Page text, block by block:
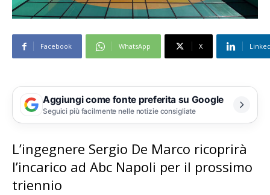
Facebook WhatsApp X
Aggiungi come fonte preferita su Google
Seguici più facilmente nelle notizie consigliate
L’ingegnere Sergio De Marco ricoprirà
l’incarico ad Abc Napoli per il prossimo
triennio